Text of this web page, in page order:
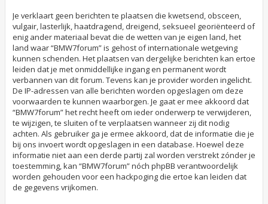
Je verklaart geen berichten te plaatsen die kwetsend, obsceen,
vulgair, lasterlijk, haatdragend, dreigend, seksueel georiënteerd of
enig ander materiaal bevat die de wetten van je eigen land, het
land waar “BMW7forum” is gehost of internationale wetgeving
kunnen schenden. Het plaatsen van dergelijke berichten kan ertoe
leiden dat je met onmiddellijke ingang en permanent wordt
verbannen van dit forum. Tevens kan je provider worden ingelicht.
De IP-adressen van alle berichten worden opgeslagen om deze
voorwaarden te kunnen waarborgen. Je gaat er mee akkoord dat
“BMW7forum” het recht heeft om ieder onderwerp te verwijderen,
te wijzigen, te sluiten of te verplaatsen wanneer zij dit nodig
achten. Als gebruiker ga je ermee akkoord, dat de informatie die je
bij ons invoert wordt opgeslagen in een database. Hoewel deze
informatie niet aan een derde partij zal worden verstrekt zónder je
toestemming, kan “BMW7forum” nóch phpBB verantwoordelijk
worden gehouden voor een hackpoging die ertoe kan leiden dat
de gegevens vrijkomen.